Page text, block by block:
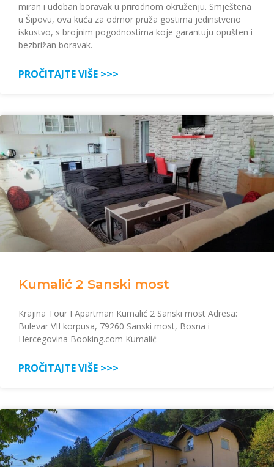
miran i udoban boravak u prirodnom okruženju. Smještena
u Šipovu, ova kuća za odmor pruža gostima jedinstveno
iskustvo, s brojnim pogodnostima koje garantuju opušten i
bezbrižan boravak.
PROČITAJTE VIŠE >>>
Kumalić 2 Sanski most
Krajina Tour I Apartman Kumalić 2 Sanski most Adresa:
Bulevar VII korpusa, 79260 Sanski most, Bosna i
Hercegovina Booking.com Kumalić
PROČITAJTE VIŠE >>>